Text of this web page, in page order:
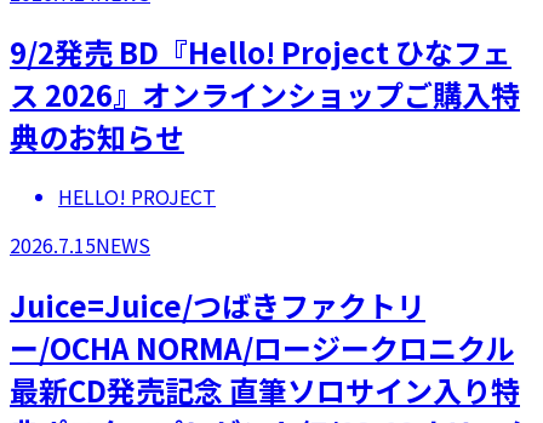
9/2発売 BD『Hello! Project ひなフェ
ス 2026』オンラインショップご購入特
典のお知らせ
HELLO! PROJECT
2026.7.15NEWS
Juice=Juice/つばきファクトリ
ー/OCHA NORMA/ロージークロニクル
最新CD発売記念 直筆ソロサイン入り特